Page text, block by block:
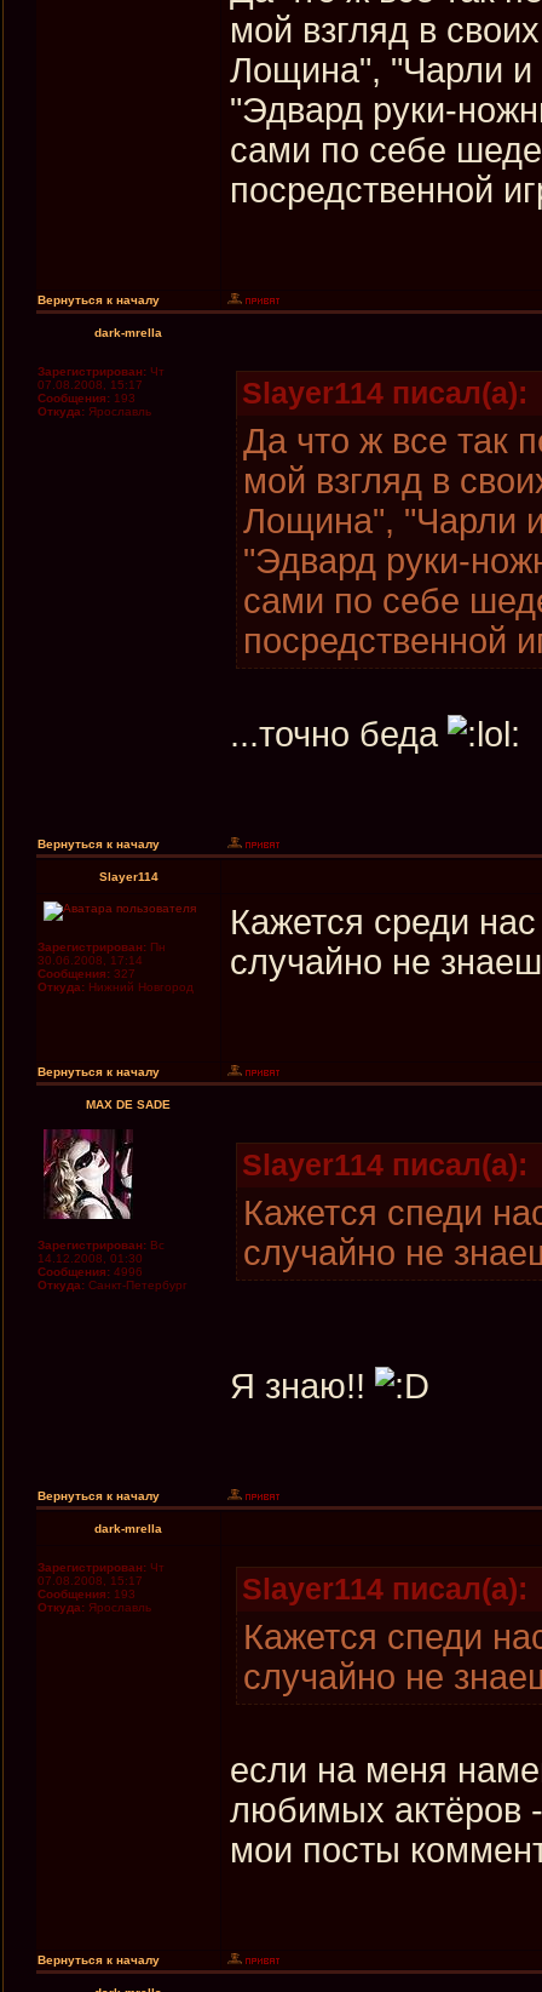
мой взгляд в
Лощина", "Чарли и
"Эдвард руки-
сами по себе
посредственной
Вернуться к началу
dark-mrella
Зарегистрирован: Чт
07.08.2008, 15:17
Сообщения: 193
Откуда: Ярославль
Slayer114 писал(а):
Да что ж все так
мой взгляд в
Лощина", "Чарли
"Эдвард руки-
сами по себе
посредственной
...точно беда
Вернуться к началу
Slayer114
Зарегистрирован: Пн
30.06.2008, 17:14
Сообщения: 327
Откуда: Нижний Новгород
Кажется среди
случайно не
Вернуться к началу
MAX DE SADE
Зарегистрирован: Вс
14.12.2008, 01:30
Сообщения: 4996
Откуда: Санкт-Петербург
Slayer114 писал(а):
Кажется спеди
случайно не
Я знаю!!
Вернуться к началу
dark-mrella
Зарегистрирован: Чт
07.08.2008, 15:17
Сообщения: 193
Откуда: Ярославль
Slayer114 писал(а):
Кажется спеди
случайно не
если на меня
любимых актёров
мои посты
Вернуться к началу